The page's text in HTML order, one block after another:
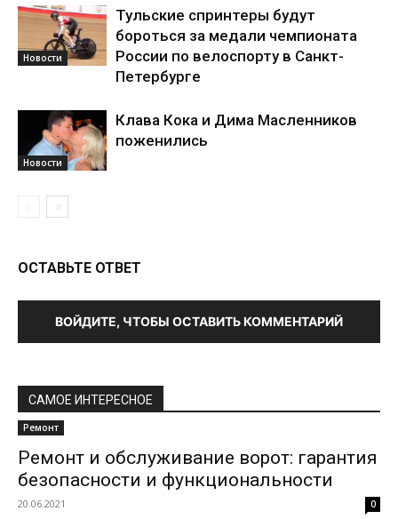
Новости
Тульские спринтеры будут
бороться за медали чемпионата
России по велоспорту в Санкт-
Петербурге
Новости
Клава Кока и Дима Масленников
поженились
ОСТАВЬТЕ ОТВЕТ
ВОЙДИТЕ, ЧТОБЫ ОСТАВИТЬ КОММЕНТАРИЙ
САМОЕ ИНТЕРЕСНОЕ
Ремонт
Ремонт и обслуживание ворот: гарантия
безопасности и функциональности
20.06.2021 0